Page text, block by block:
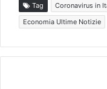
Tag Coronavirus in
Economia Ultime Notizie